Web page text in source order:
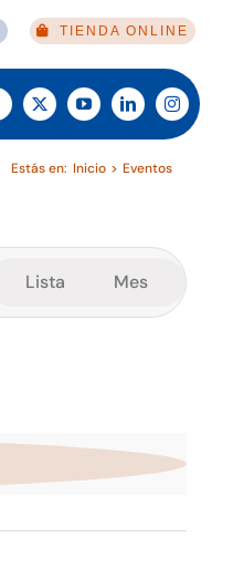
TIENDA ONLINE
Estás en: Inicio Eventos
Navegación
vistas
Lista Mes